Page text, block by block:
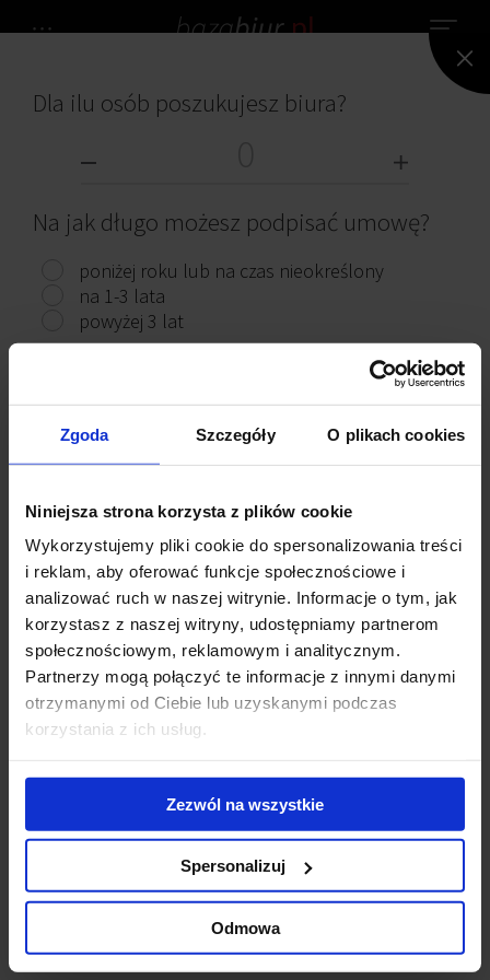
Zgoda Szczegóły O plikach cookies
Niniejsza strona korzysta z plików cookie
Wykorzystujemy pliki cookie do spersonalizowania treści
i reklam, aby oferować funkcje społecznościowe i
analizować ruch w naszej witrynie. Informacje o tym, jak
korzystasz z naszej witryny, udostępniamy partnerom
społecznościowym, reklamowym i analitycznym.
Partnerzy mogą połączyć te informacje z innymi danymi
otrzymanymi od Ciebie lub uzyskanymi podczas
korzystania z ich usług.
Zezwól na wszystkie
Spersonalizuj
Odmowa
NIE ZNALEZIONO ŻADNEGO BIURA.
Przeczytaj ciekawe artykuły
Modernizacja
kompleksu Diuna
- nowe centrum
konferencyjne
otwarte
WTW wybiera V
Tower.
Doświadczony
ekspert z obszaru
usług
ubezpieczeniowych
stawia na
zrównoważoną
przestrzeń w
Skontaktuj się z nami
Jones Lang LaSalle Sp. z o.o.
Dla ilu osób poszukujesz biura?
Na jak długo możesz podpisać umowę?
poniżej roku lub na czas nieokreślony
na 1-3 lata
powyżej 3 lat